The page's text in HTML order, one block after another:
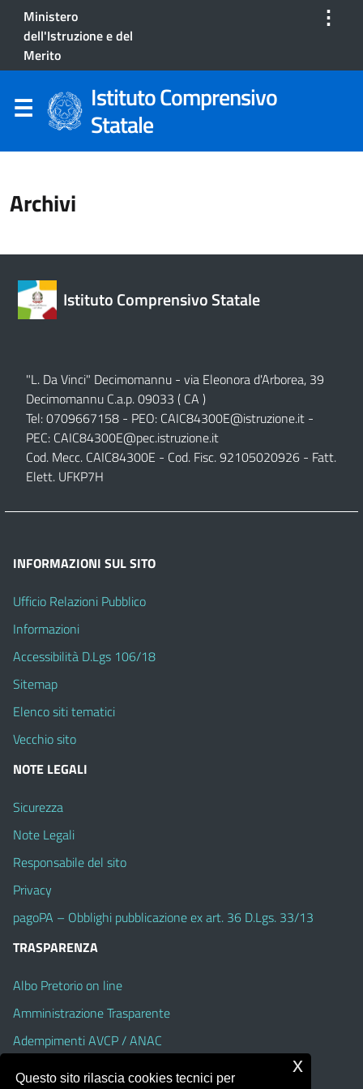
Ministero
dell'Istruzione e del
Merito
⋮
Istituto Comprensivo
Statale
Archivi
Istituto Comprensivo Statale
"L. Da Vinci" Decimomannu - via Eleonora d'Arborea, 39
Decimomannu C.a.p. 09033 ( CA )
Tel: 0709667158 - PEO: CAIC84300E@istruzione.it -
PEC: CAIC84300E@pec.istruzione.it
Cod. Mecc. CAIC84300E - Cod. Fisc. 92105020926 - Fatt.
Elett. UFKP7H
INFORMAZIONI SUL SITO
Ufficio Relazioni Pubblico
Informazioni
Accessibilità D.Lgs 106/18
Sitemap
Elenco siti tematici
Vecchio sito
NOTE LEGALI
Sicurezza
Note Legali
Responsabile del sito
Privacy
pagoPA – Obblighi pubblicazione ex art. 36 D.Lgs. 33/13
TRASPARENZA
Albo Pretorio on line
Amministrazione Trasparente
Adempimenti AVCP / ANAC
Questo sito rilascia cookies tecnici per
x